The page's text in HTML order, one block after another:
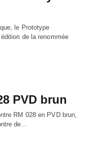
le Prototype
de la renommée
PVD brun
RM 028 en PVD brun,
de…